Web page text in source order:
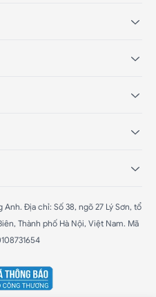
Đa, Hà Nội
Kiếm, Hà Nội
Hải Phòng
Anh. Địa chỉ: Số 38, ngõ 27 Lý Sơn, tổ
Thành phố Hà Nội, Việt Nam. Mã